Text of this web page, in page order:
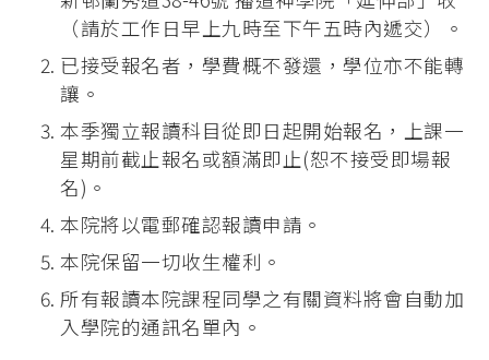
（請於工作日早上九時至下午五時內遞交）。
已接受報名者，學費概不發還，學位亦不能轉
讓。
本季獨立報讀科目從即日起開始報名，上課一
星期前截止報名或額滿即止(恕不接受即場報
名)。
本院將以電郵確認報讀申請。
本院保留一切收生權利。
所有報讀本院課程同學之有關資料將會自動加
入學院的通訊名單內。